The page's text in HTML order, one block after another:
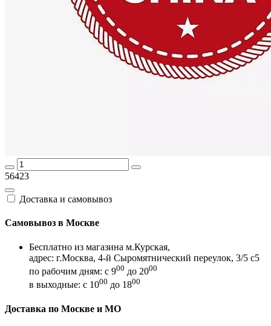
56423
Доставка и самовывоз
Самовывоз в Москве
Бесплатно из магазина м.Курская,
адрес: г.Москва, 4-й Сыромятнический переулок, 3/5 с5
по рабочим дням: с 900 до 2000
в выходные: с 1000 до 1800
Доставка по Москве и МО